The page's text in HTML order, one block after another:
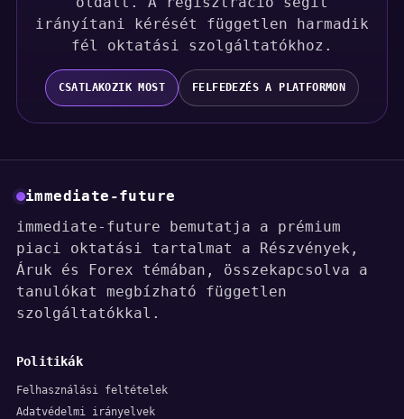
irányítani kérését független harmadik
fél oktatási szolgáltatókhoz.
CSATLAKOZIK MOST FELFEDEZÉS A PLATFORMON
immediate-future
immediate-future bemutatja a prémium
piaci oktatási tartalmat a Részvények,
Áruk és Forex témában, összekapcsolva a
tanulókat megbízható független
szolgáltatókkal.
Politikák
Felhasználási feltételek
Adatvédelmi irányelvek